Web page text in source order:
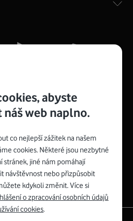
Kompaktní rozměry 21
:
16 x 22 x 7,5 cm (včetně stojánku)
porty a bezdrátové připojení Wi-
n/ac pro frekvenci 2,4 GHz a
s Vodafonem
abyste
web naplno.
co nejlepší zážitek na našem
cookies. Některé jsou nezbytné
stránek, jiné nám pomáhají
návštěvnost nebo přizpůsobit
kdykoli změnit. Více si
o zpracování osobních údajů
cookies.